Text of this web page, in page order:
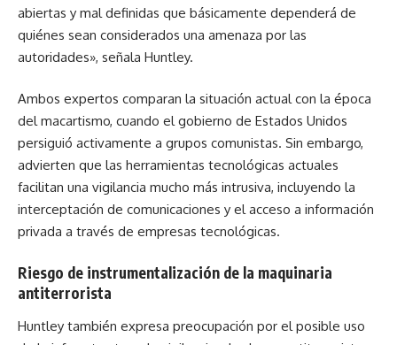
abiertas y mal definidas que básicamente dependerá de
quiénes sean considerados una amenaza por las
autoridades», señala Huntley.
Ambos expertos comparan la situación actual con la época
del macartismo, cuando el gobierno de Estados Unidos
persiguió activamente a grupos comunistas. Sin embargo,
advierten que las herramientas tecnológicas actuales
facilitan una vigilancia mucho más intrusiva, incluyendo la
interceptación de comunicaciones y el acceso a información
privada a través de empresas tecnológicas.
Riesgo de instrumentalización de la maquinaria
antiterrorista
Huntley también expresa preocupación por el posible uso